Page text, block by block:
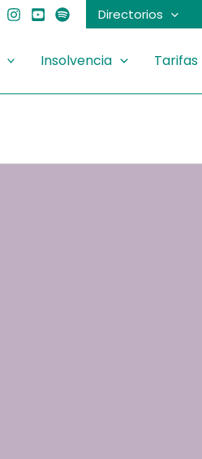
Directorios
Insolvencia Tarifas